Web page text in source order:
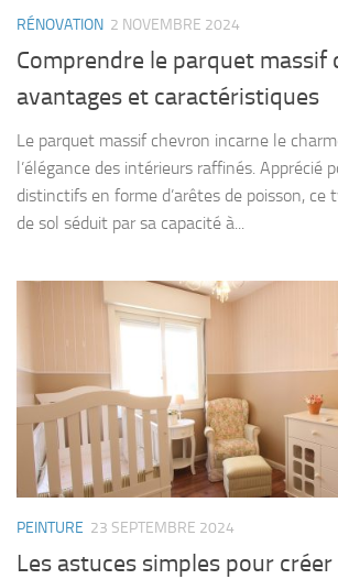
RÉNOVATION 2 NOVEMBRE 2024
Comprendre le parquet massif
avantages et caractéristiques
Le parquet massif chevron incarne le
l’élégance des intérieurs raffinés. Apprécié
distinctifs en forme d’arêtes de poisson,
de sol séduit par sa capacité à...
PEINTURE 23 SEPTEMBRE 2024
Les astuces simples pour